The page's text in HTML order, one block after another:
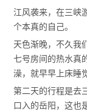
江风袭来，在三峡
个本真的自己。
天色渐晚，不久我
七号房间的热水真
澡，就早早上床睡
第二天的行程是去
口入的岳阳，这也